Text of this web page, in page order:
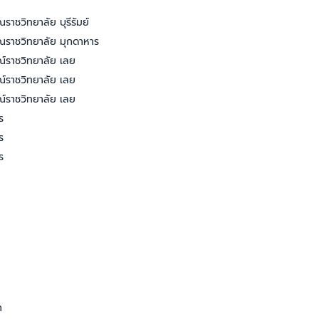
าชวิทยาลัย บุรีรัมย์
าชวิทยาลัย มุกดาหาร
าชวิทยาลัย เลย
าชวิทยาลัย เลย
าชวิทยาลัย เลย